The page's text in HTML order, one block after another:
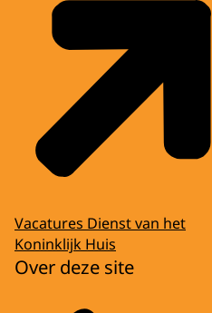
Vacatures Dienst van het
Koninklijk Huis
Over deze site